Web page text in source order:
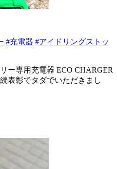
#充電器 #アイドリングストッ
ー専用充電器 ECO CHARGER
表彰でタダでいただきまし